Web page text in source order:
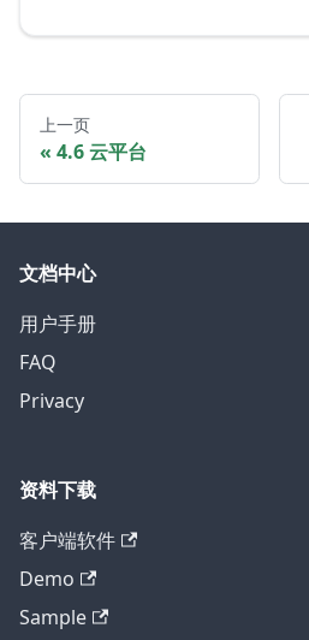
上一页
4.6 云平台
文档中心
用户手册
FAQ
Privacy
资料下载
客户端软件
Demo
Sample